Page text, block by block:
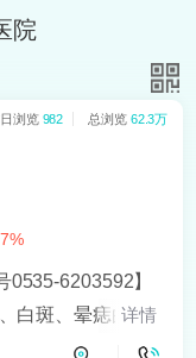
院
浏览 982 总浏览 62.3万
6203592】
白斑、晕痣的医
难病的诊治，尤
详情